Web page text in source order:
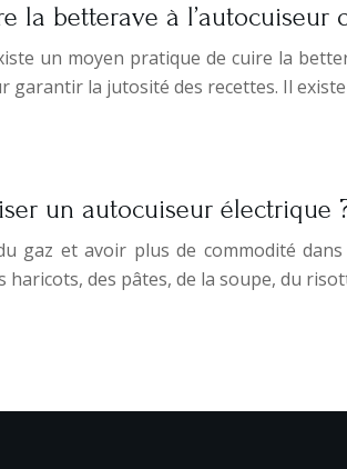
la betterave à l’autocuiseur
un moyen pratique de cuire la
garantir la jutosité des recettes. Il
un autocuiseur électrique
gaz et avoir plus de commodité
haricots, des pâtes, de la soupe, du